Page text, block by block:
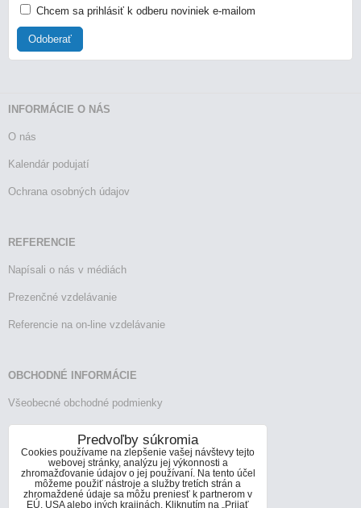
Chcem sa prihlásiť k odberu noviniek e-mailom
Odoberať
INFORMÁCIE O NÁS
O nás
Kalendár podujatí
Ochrana osobných údajov
REFERENCIE
Napísali o nás v médiách
Prezenčné vzdelávanie
Referencie na on-line vzdelávanie
OBCHODNÉ INFORMÁCIE
Všeobecné obchodné podmienky
Reklamačný poriadok
Vrátenie tovaru
Predvoľby súkromia
Cookies používame na zlepšenie vašej návštevy tejto
webovej stránky, analýzu jej výkonnosti a
zhromažďovanie údajov o jej používaní. Na tento účel
môžeme použiť nástroje a služby tretích strán a
zhromaždené údaje sa môžu preniesť k partnerom v
EÚ, USA alebo iných krajinách. Kliknutím na „Prijať